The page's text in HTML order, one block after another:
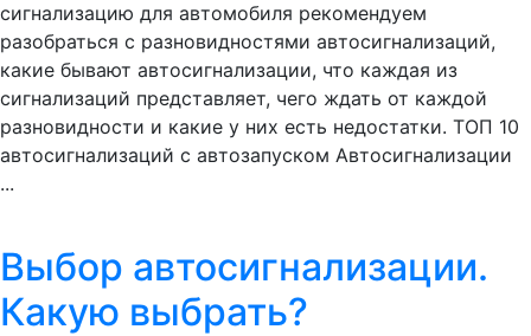
сигнализацию для автомобиля рекомендуем
разобраться с разновидностями автосигнализаций,
какие бывают автосигнализации, что каждая из
сигнализаций представляет, чего ждать от каждой
разновидности и какие у них есть недостатки. ТОП 10
автосигнализаций с автозапуском Автосигнализации
...
Выбор автосигнализации.
Какую выбрать?